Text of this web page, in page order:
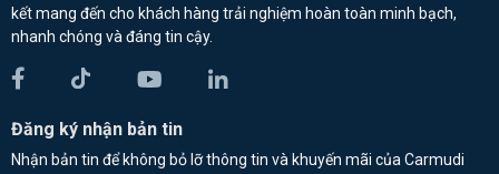
kết mang đến cho khách hàng trải nghiệm hoàn toàn minh bạch,
nhanh chóng và đáng tin cậy.
Đăng ký nhận bản tin
Nhận bản tin để không bỏ lỡ thông tin và khuyến mãi của Carmudi